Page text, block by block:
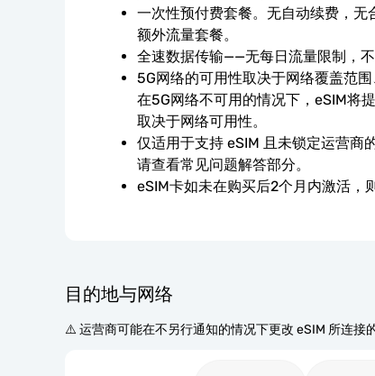
一次性预付费套餐。无自动续费，无
额外流量套餐。
全速数据传输——无每日流量限制，不
5G网络的可用性取决于网络覆盖范围
在5G网络不可用的情况下，eSIM将
取决于网络可用性。
仅适用于支持 eSIM 且未锁定运营商
请查看常见问题解答部分。
eSIM卡如未在购买后2个月内激活，
目的地与网络
⚠️ 运营商可能在不另行通知的情况下更改 eSIM 所连接的